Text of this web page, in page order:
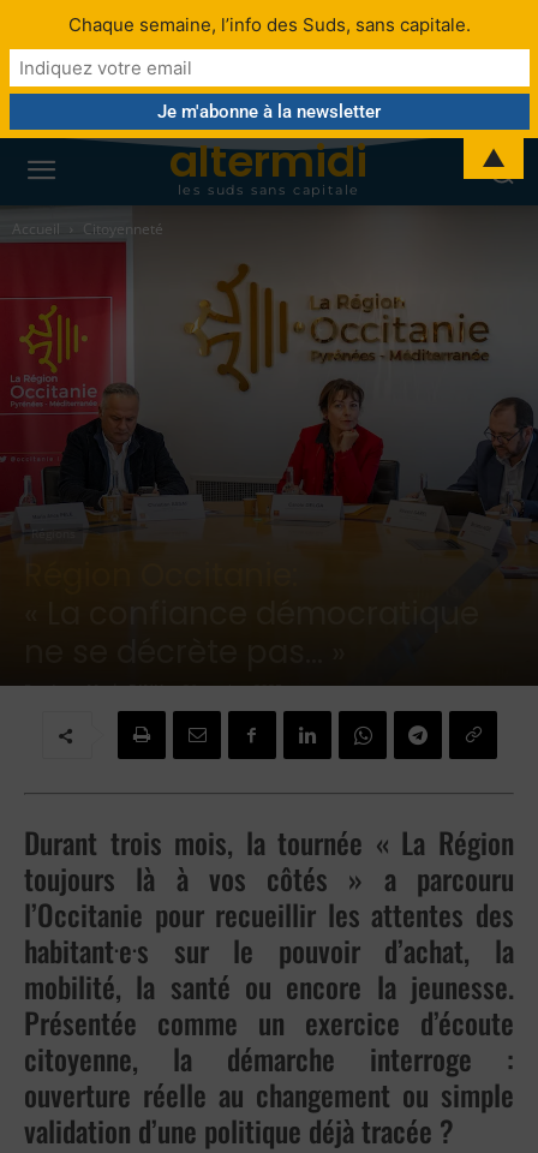
altermidi
les suds sans capitale
Accueil Citoyenneté
Régions
Par Jean-Marie DINH - 26 octobre 2025
Durant trois mois, la tournée « La Région
toujours là à vos côtés » a parcouru
l’Occitanie pour recueillir les attentes des
habitant.e.s sur le pouvoir d’achat, la
mobilité, la santé ou encore la jeunesse.
Présentée comme un exercice d’écoute
citoyenne, la démarche interroge :
ouverture réelle au changement ou simple
validation d’une politique déjà tracée ?
Chaque semaine, l’info des Suds, sans capitale.
▲